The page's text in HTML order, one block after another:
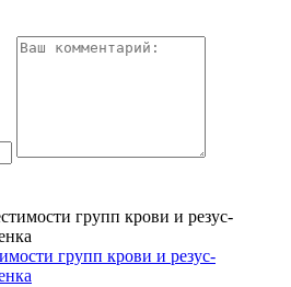
групп крови и резус-